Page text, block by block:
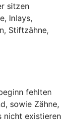
sitzen
Inlays,
Stiftzähne,
fehlten
sowie Zähne,
nicht existieren